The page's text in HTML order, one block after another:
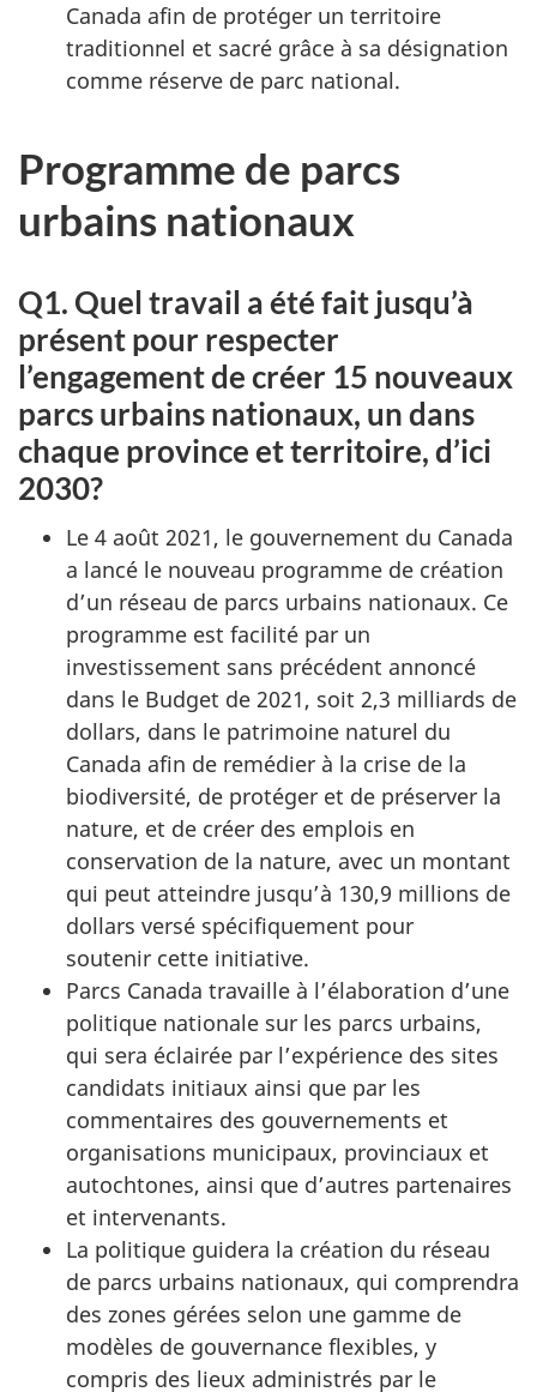
Canada afin de protéger un territoire
traditionnel et sacré grâce à sa désignation
comme réserve de parc national.
Programme de parcs
urbains nationaux
Q1. Quel travail a été fait jusqu’à
présent pour respecter
l’engagement de créer 15 nouveaux
parcs urbains nationaux, un dans
chaque province et territoire, d’ici
2030?
Le 4 août 2021, le gouvernement du Canada
a lancé le nouveau programme de création
d’un réseau de parcs urbains nationaux. Ce
programme est facilité par un
investissement sans précédent annoncé
dans le Budget de 2021, soit 2,3 milliards de
dollars, dans le patrimoine naturel du
Canada afin de remédier à la crise de la
biodiversité, de protéger et de préserver la
nature, et de créer des emplois en
conservation de la nature, avec un montant
qui peut atteindre jusqu’à 130,9 millions de
dollars versé spécifiquement pour
soutenir cette initiative.
Parcs Canada travaille à l’élaboration d’une
politique nationale sur les parcs urbains,
qui sera éclairée par l’expérience des sites
candidats initiaux ainsi que par les
commentaires des gouvernements et
organisations municipaux, provinciaux et
autochtones, ainsi que d’autres partenaires
et intervenants.
La politique guidera la création du réseau
de parcs urbains nationaux, qui comprendra
des zones gérées selon une gamme de
modèles de gouvernance flexibles, y
compris des lieux administrés par le